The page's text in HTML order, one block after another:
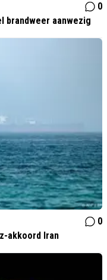
0
brandweer aanwezig
0
akkoord Iran